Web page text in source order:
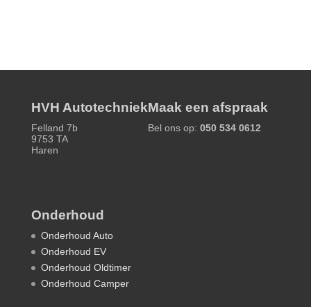
HVH Autotechniek
Felland 7b
9753 TA
Haren
Maak een afspraak
Bel ons op: 050 534 0612
Onderhoud
Onderhoud Auto
Onderhoud EV
Onderhoud Oldtimer
Onderhoud Camper